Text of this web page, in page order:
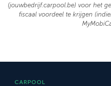
(jouwbedrijf.carpool.be) voor het
fiscaal voordeel te krijgen
CARPOOL